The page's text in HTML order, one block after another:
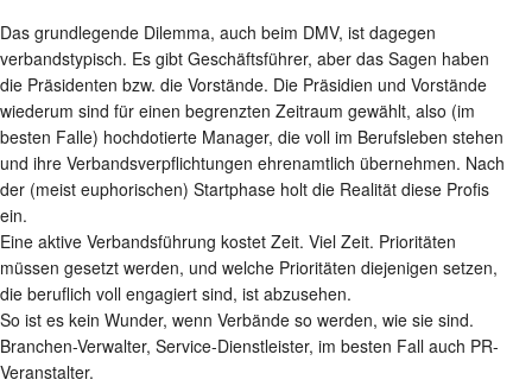
Das grundlegende Dilemma, auch beim DMV, ist dagegen
verbandstypisch. Es gibt Geschäftsführer, aber das Sagen haben
die Präsidenten bzw. die Vorstände. Die Präsidien und Vorstände
wiederum sind für einen begrenzten Zeitraum gewählt, also (im
besten Falle) hochdotierte Manager, die voll im Berufsleben stehen
und ihre Verbandsverpflichtungen ehrenamtlich übernehmen. Nach
der (meist euphorischen) Startphase holt die Realität diese Profis
ein.
Eine aktive Verbandsführung kostet Zeit. Viel Zeit. Prioritäten
müssen gesetzt werden, und welche Prioritäten diejenigen setzen,
die beruflich voll engagiert sind, ist abzusehen.
So ist es kein Wunder, wenn Verbände so werden, wie sie sind.
Branchen-Verwalter, Service-Dienstleister, im besten Fall auch PR-
Veranstalter.